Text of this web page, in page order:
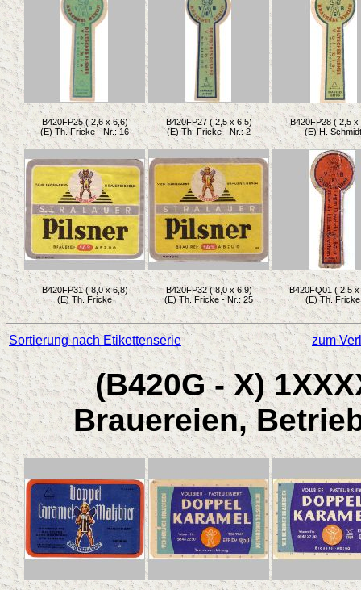
B420FP25 ( 2,6 x 6,6)
(E) Th. Fricke - Nr.: 16
B420FP27 ( 2,5 x 6,5)
(E) Th. Fricke - Nr.: 2
B420FP28 ( 2,5 x
(E) H. Schmidt
B420FP31 ( 8,0 x 6,8)
(E) Th. Fricke
B420FP32 ( 8,0 x 6,9)
(E) Th. Fricke - Nr.: 25
B420FQ01 ( 2,5 x
(E) Th. Fricke
Sortierung nach Etikettenserie zum
(B420G - X)
Brauereien,